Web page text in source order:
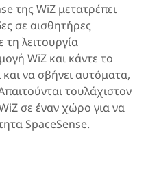
της WiZ μετατρέπει
σε αισθητήρες
τη λειτουργία
WiZ και κάντε το
να σβήνει αυτόματα,
τουλάχιστον
σε έναν χώρο για να
SpaceSense.